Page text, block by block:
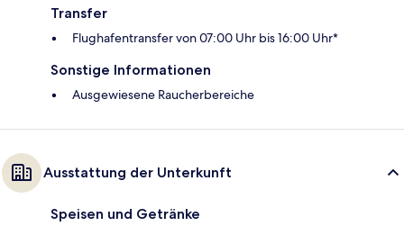
Transfer
Flughafentransfer von 07:00 Uhr bis 16:00 Uhr*
Sonstige Informationen
Ausgewiesene Raucherbereiche
Ausstattung der Unterkunft
Speisen und Getränke